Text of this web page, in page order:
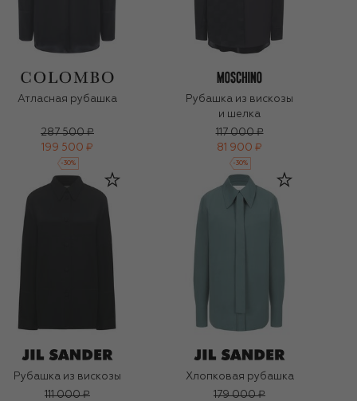
Атласная рубашка
287 500 ₽
199 500 ₽
-30%
Рубашка из вискозы
и шелка
117 000 ₽
81 900 ₽
-30%
Рубашка из вискозы
111 000 ₽
Хлопковая рубашка
179 000 ₽